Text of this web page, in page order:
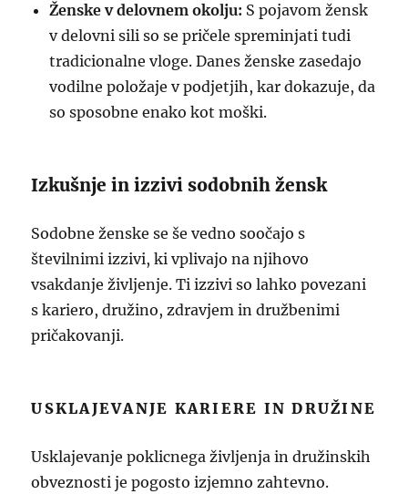
Ženske v delovnem okolju: S pojavom žensk
v delovni sili so se pričele spreminjati tudi
tradicionalne vloge. Danes ženske zasedajo
vodilne položaje v podjetjih, kar dokazuje, da
so sposobne enako kot moški.
Izkušnje in izzivi sodobnih žensk
Sodobne ženske se še vedno soočajo s
številnimi izzivi, ki vplivajo na njihovo
vsakdanje življenje. Ti izzivi so lahko povezani
s kariero, družino, zdravjem in družbenimi
pričakovanji.
USKLAJEVANJE KARIERE IN DRUŽINE
Usklajevanje poklicnega življenja in družinskih
obveznosti je pogosto izjemno zahtevno.